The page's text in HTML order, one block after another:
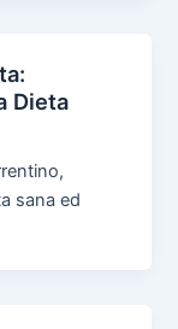
Dieta
sana ed